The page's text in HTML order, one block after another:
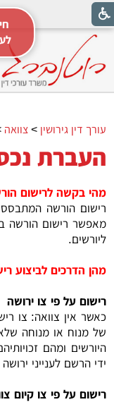
עורך דין גירושין >צוואה
העברת
מהי בקשה לרישום
רישום הורשה המתבסס
מאפשר רישום הורשה
ליורשים.
מהן הדרכים לביצוע
רישום על פי צו ירושה
כאשר אין צוואה: צו
של מנוח או מנוחה
היורשים ומהם
ידי הרשם לענייני
רישום על פי צו קיום